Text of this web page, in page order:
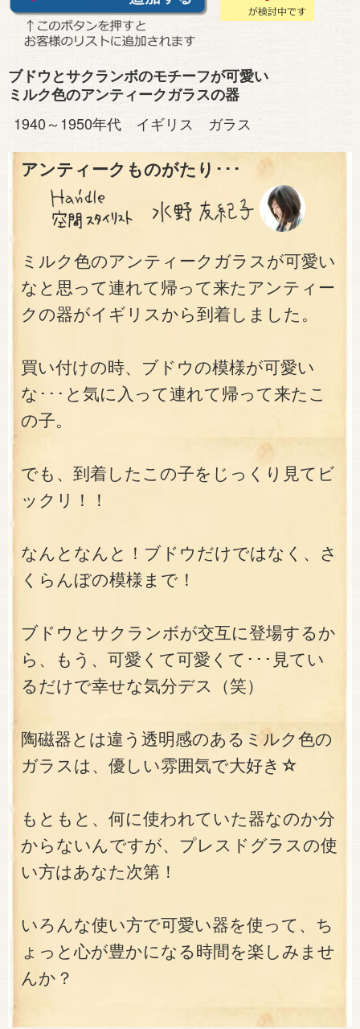
ブドウとサクランボのモチーフが可愛い
ミルク色のアンティークガラスの器
1940～1950年代 イギリス ガラス
アンティークものがたり･･･
ミルク色のアンティークガラスが可愛い
なと思って連れて帰って来たアンティー
クの器がイギリスから到着しました。
買い付けの時、ブドウの模様が可愛い
な･･･と気に入って連れて帰って来たこ
の子。
でも、到着したこの子をじっくり見てビ
ックリ！！
なんとなんと！ブドウだけではなく、さ
くらんぼの模様まで！
ブドウとサクランボが交互に登場するか
ら、もう、可愛くて可愛くて･･･見てい
るだけで幸せな気分デス（笑）
陶磁器とは違う透明感のあるミルク色の
ガラスは、優しい雰囲気で大好き☆
もともと、何に使われていた器なのか分
からないんですが、プレスドグラスの使
い方はあなた次第！
いろんな使い方で可愛い器を使って、ち
ょっと心が豊かになる時間を楽しみませ
んか？